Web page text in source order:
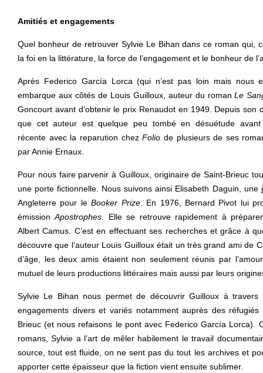
Amitiés et engagements
Quel bonheur de retrouver Sylvie Le Bihan dans ce roman qui,
la foi en la littérature, la force de l’engagement et le bonheur de
Après Federico García Lorca (qui n’est pas loin mais nous
embarque aux côtés de Louis Guilloux, auteur du romanLe
Goncourt avant d’obtenir le prix Renaudot en 1949. Depuis son
que cet auteur est quelque peu tombé en désuétude
récente avec la reparution chezFolio de plusieurs de ses
par Annie Ernaux.
Pour nous faire parvenir à Guilloux, originaire de Saint-Brieuc
une porte fictionnelle. Nous suivons ainsi Elisabeth Daguin, une
Angleterre pour leBooker Prize. En 1976, Bernard Pivot lui
émissionApostrophes . Elle se retrouve rapidement à
Albert Camus. C’est en effectuant ses recherches et grâce à
découvre que l’auteur Louis Guilloux était un très grand ami de
d’âge, les deux amis étaient non seulement réunis par
mutuel de leurs productions littéraires mais aussi par leurs
Sylvie Le Bihan nous permet de découvrir Guilloux à
engagements divers et variés notamment auprès des
Brieuc (et nous refaisons le pont avec Federico García Lorca).
romans, Sylvie a l’art de mêler habilement le travail
source, tout est fluide, on ne sent pas du tout les archives et
apporter cette épaisseur que la fiction vient ensuite sublimer.